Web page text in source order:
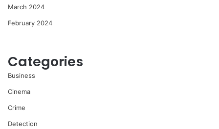
March 2024
February 2024
Categories
Business
Cinema
Crime
Detection